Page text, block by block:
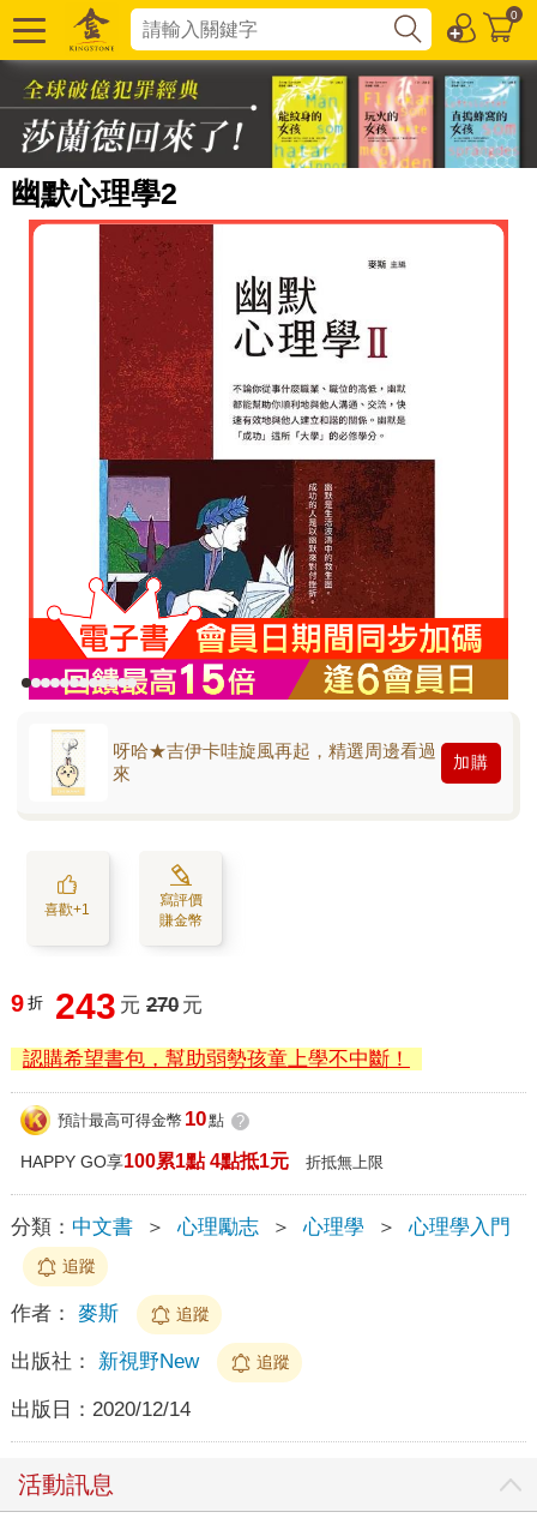
0
幽默心理學2
呀哈★吉伊卡哇旋風再起，精選周邊看過
來
加購
喜歡+1
寫評價
賺金幣
9 折 243 元 270 元
認購希望書包，幫助弱勢孩童上學不中斷！
預計最高可得金幣 10點 ?
HAPPY GO享100累1點 4點抵1元 折抵無上限
分類： 中文書 ＞ 心理勵志 ＞ 心理學 ＞ 心理學入門
追蹤
作者： 麥斯 追蹤
出版社： 新視野New 追蹤
出版日： 2020/12/14
活動訊息